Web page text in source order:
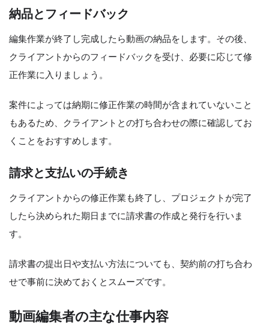
納品とフィードバック
編集作業が終了し完成したら動画の納品をします。その後、
クライアントからのフィードバックを受け、必要に応じて修
正作業に入りましょう。
案件によっては納期に修正作業の時間が含まれていないこと
もあるため、クライアントとの打ち合わせの際に確認してお
くことをおすすめします。
請求と支払いの手続き
クライアントからの修正作業も終了し、プロジェクトが完了
したら決められた期日までに請求書の作成と発行を行いま
す。
請求書の提出日や支払い方法についても、契約前の打ち合わ
せで事前に決めておくとスムーズです。
動画編集者の主な仕事内容